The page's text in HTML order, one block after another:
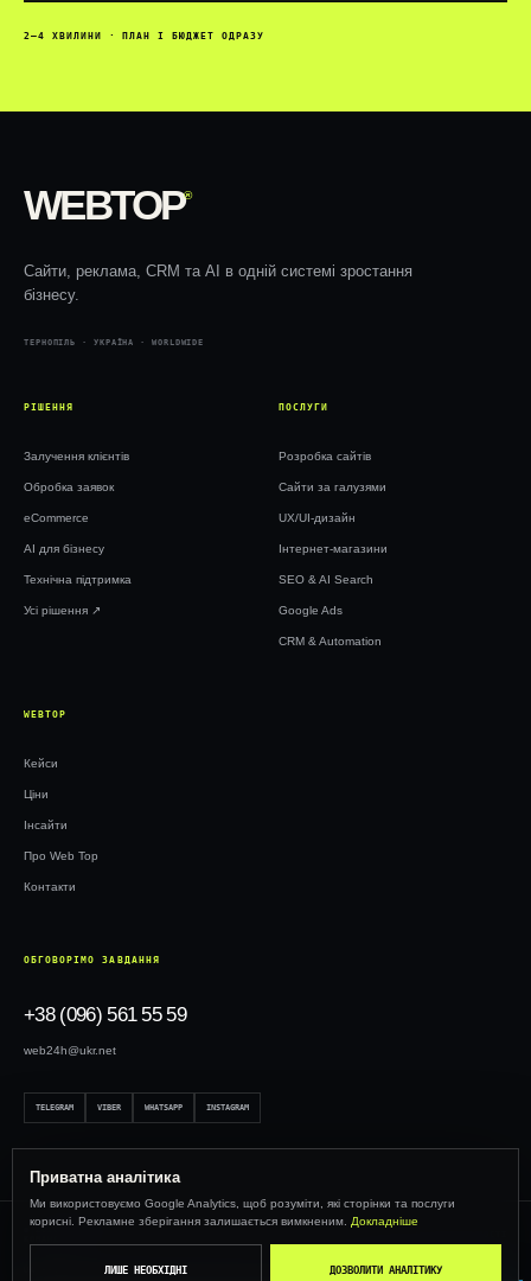
2–4 ХВИЛИНИ · ПЛАН І БЮДЖЕТ ОДРАЗУ
WEBTOP®
Сайти, реклама, CRM та AI в одній системі зростання
бізнесу.
ТЕРНОПІЛЬ · УКРАЇНА · WORLDWIDE
РІШЕННЯ
Залучення клієнтів
Обробка заявок
eCommerce
AI для бізнесу
Технічна підтримка
Усі рішення ↗︎
ПОСЛУГИ
Розробка сайтів
Сайти за галузями
UX/UI-дизайн
Інтернет-магазини
SEO & AI Search
Google Ads
CRM & Automation
WEBTOP
Кейси
Ціни
Інсайти
Про Web Top
Контакти
ОБГОВОРІМО ЗАВДАННЯ
+38 (096) 561 55 59
web24h@ukr.net
TELEGRAM VIBER WHATSAPP INSTAGRAM
© 2026 WEBTOP · ОНОВЛЕНО 13.07.2026 ·
Приватна аналітика
Ми використовуємо Google Analytics, щоб розуміти, які сторінки та послуги
корисні. Рекламне зберігання залишається вимкненим. Докладніше
ЛИШЕ НЕОБХІДНІ ДОЗВОЛИТИ АНАЛІТИКУ